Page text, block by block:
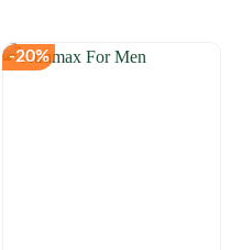
-20%